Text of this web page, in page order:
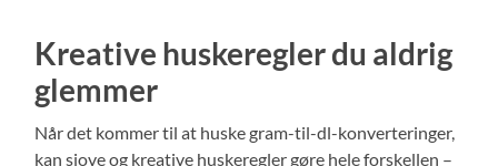
Kreative huskeregler du aldrig
glemmer
Når det kommer til at huske gram-til-dl-konverteringer,
kan sjove og kreative huskeregler gøre hele forskellen –